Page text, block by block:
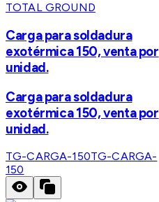
TOTAL GROUND
Carga para soldadura
exotérmica 150, venta por
unidad.
Carga para soldadura
exotérmica 150, venta por
unidad.
TG-CARGA-150TG-CARGA-
150